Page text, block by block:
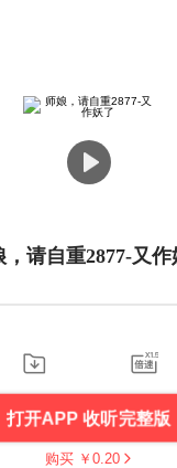
，请自重2877-又作
打开APP 收听完整版
购买 ￥ 0.20